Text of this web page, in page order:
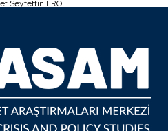
Seyfettin EROL